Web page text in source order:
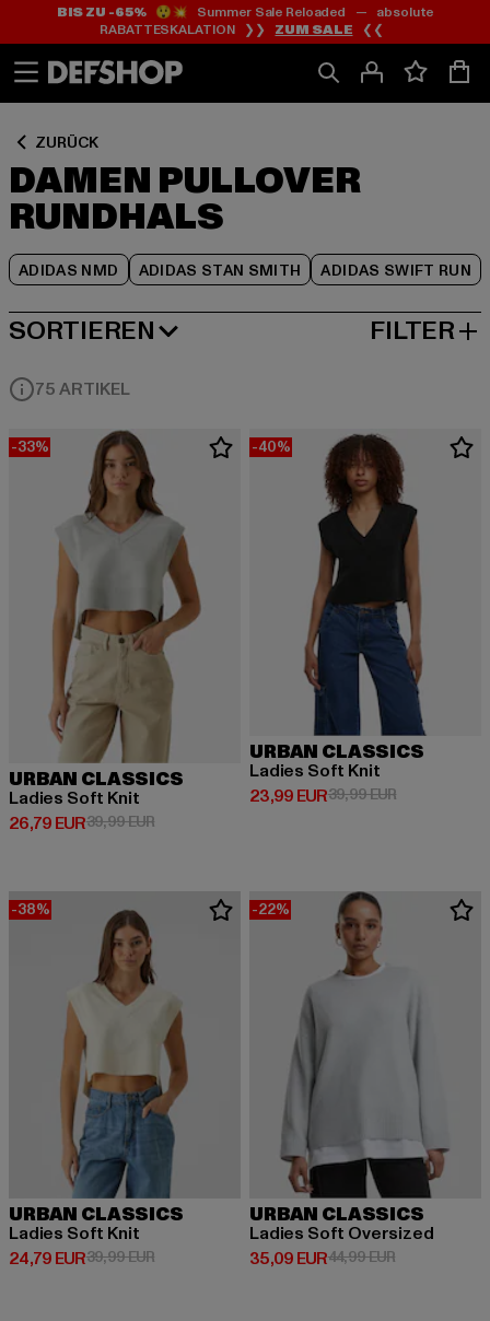
Zum
Inhalt
springen
Zum
Fußzeile
springen
BIS ZU -65%😲💥 Summer Sale Reloaded — absolute
RABATTESKALATION ❯❯ ZUM SALE ❮❮
ZURÜCK
DAMEN PULLOVER
RUNDHALS
ADIDAS NMD ADIDAS STAN SMITH ADIDAS SWIFT RUN
Zum
Produktraster
springen
SORTIEREN
NEUESTE FILTER
75 ARTIKEL
-33%
URBAN CLASSICS
Ladies Soft Knit
26,79 EUR
Derzeitiger Preis: 26,79 EUR
39,99 EURAktionspreis: 39,99 EUR
-40%
URBAN CLASSICS
Ladies Soft Knit
23,99 EUR
Derzeitiger Preis: 23,99 EUR
39,99 EURAktionspreis:
-38%
URBAN CLASSICS
Ladies Soft Knit
24,79 EUR
Derzeitiger Preis: 24,79 EUR
39,99 EURAktionspreis: 39,99 EUR
-22%
URBAN CLASSICS
Ladies Soft Oversized
35,09 EUR
Derzeitiger Preis: 35,09 EUR
44,99 EURAktionspreis: